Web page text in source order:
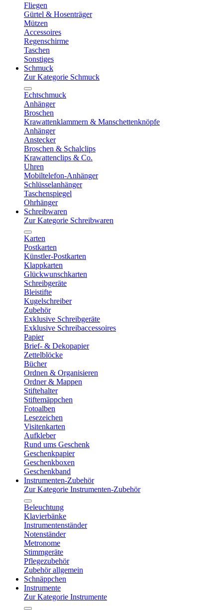
Fliegen
Gürtel & Hosenträger
Mützen
Accessoires
Regenschirme
Taschen
Sonstiges
Schmuck
Zur Kategorie Schmuck
Echtschmuck
Anhänger
Broschen
Krawattenklammern & Manschettenknöpfe
Anhänger
Anstecker
Broschen & Schalclips
Krawattenclips & Co.
Uhren
Mobiltelefon-Anhänger
Schlüsselanhänger
Taschenspiegel
Ohrhänger
Schreibwaren
Zur Kategorie Schreibwaren
Karten
Postkarten
Künstler-Postkarten
Klappkarten
Glückwunschkarten
Schreibgeräte
Bleistifte
Kugelschreiber
Zubehör
Exklusive Schreibgeräte
Exklusive Schreibaccessoires
Papier
Brief- & Dekopapier
Zettelblöcke
Bücher
Ordnen & Organisieren
Ordner & Mappen
Stiftehalter
Stiftemäppchen
Fotoalben
Lesezeichen
Visitenkarten
Aufkleber
Rund ums Geschenk
Geschenkpapier
Geschenkboxen
Geschenkband
Instrumenten-Zubehör
Zur Kategorie Instrumenten-Zubehör
Beleuchtung
Klavierbänke
Instrumentenständer
Notenständer
Metronome
Stimmgeräte
Pflegezubehör
Zubehör allgemein
Schnäppchen
Instrumente
Zur Kategorie Instrumente